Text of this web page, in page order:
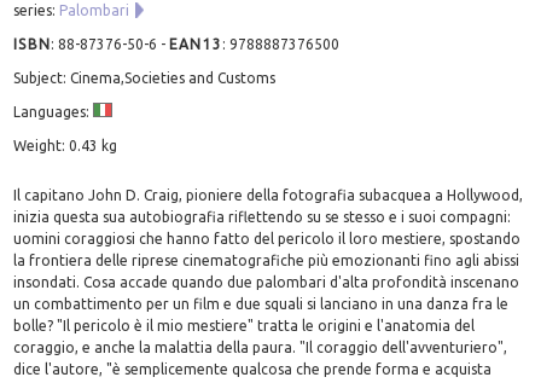
series: Palombari
ISBN:88-87376-50-6 - EAN13 :9788887376500
Subject: Cinema,Societies and Customs
Languages:
Weight: 0.43 kg
Il capitano John D. Craig, pioniere della fotografia subacquea a Hollywood,
inizia questa sua autobiografia riflettendo su se stesso e i suoi compagni:
uomini coraggiosi che hanno fatto del pericolo il loro mestiere, spostando
la frontiera delle riprese cinematografiche più emozionanti fino agli abissi
insondati. Cosa accade quando due palombari d'alta profondità inscenano
un combattimento per un film e due squali si lanciano in una danza fra le
bolle? "Il pericolo è il mio mestiere" tratta le origini e l'anatomia del
coraggio, e anche la malattia della paura. "Il coraggio dell'avventuriero",
dice l'autore, "è semplicemente qualcosa che prende forma e acquista